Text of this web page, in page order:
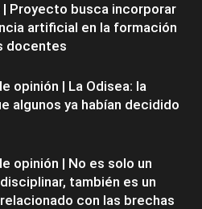
Proyecto busca incorporar
artificial en la formación
docentes
opinión | La Odisea: la
algunos ya habían decidido
opinión | No es solo un
también es un
con las brechas